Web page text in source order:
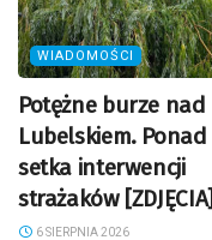
WIADOMOŚCI
Potężne burze nad
Lubelskiem. Ponad
setka interwencji
strażaków [ZDJĘCIA]
6 SIERPNIA 2026